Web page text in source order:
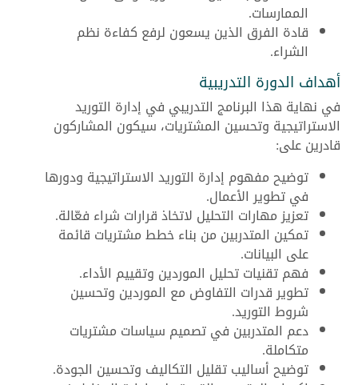
الممارسات.
قادة الفرق الذين يسعون لرفع كفاءة نظم
الشراء.
أهداف الدورة التدريبية
في نهاية هذا البرنامج التدريبي في إدارة التوريد
الاستراتيجية وتحسين المشتريات، سيكون المشاركون
قادرين على:
توضيح مفهوم إدارة التوريد الاستراتيجية ودورها
في تطوير الأعمال.
تعزيز مهارات التحليل لاتخاذ قرارات شراء فعّالة.
تمكين المتدربين من بناء خطط مشتريات قائمة
على البيانات.
فهم تقنيات تحليل الموردين وتقييم الأداء.
تطوير قدرات التفاوض مع الموردين وتحسين
شروط التوريد.
دعم المتدربين في تصميم سياسات مشتريات
متكاملة.
توضيح أساليب تقليل التكاليف وتحسين الجودة.